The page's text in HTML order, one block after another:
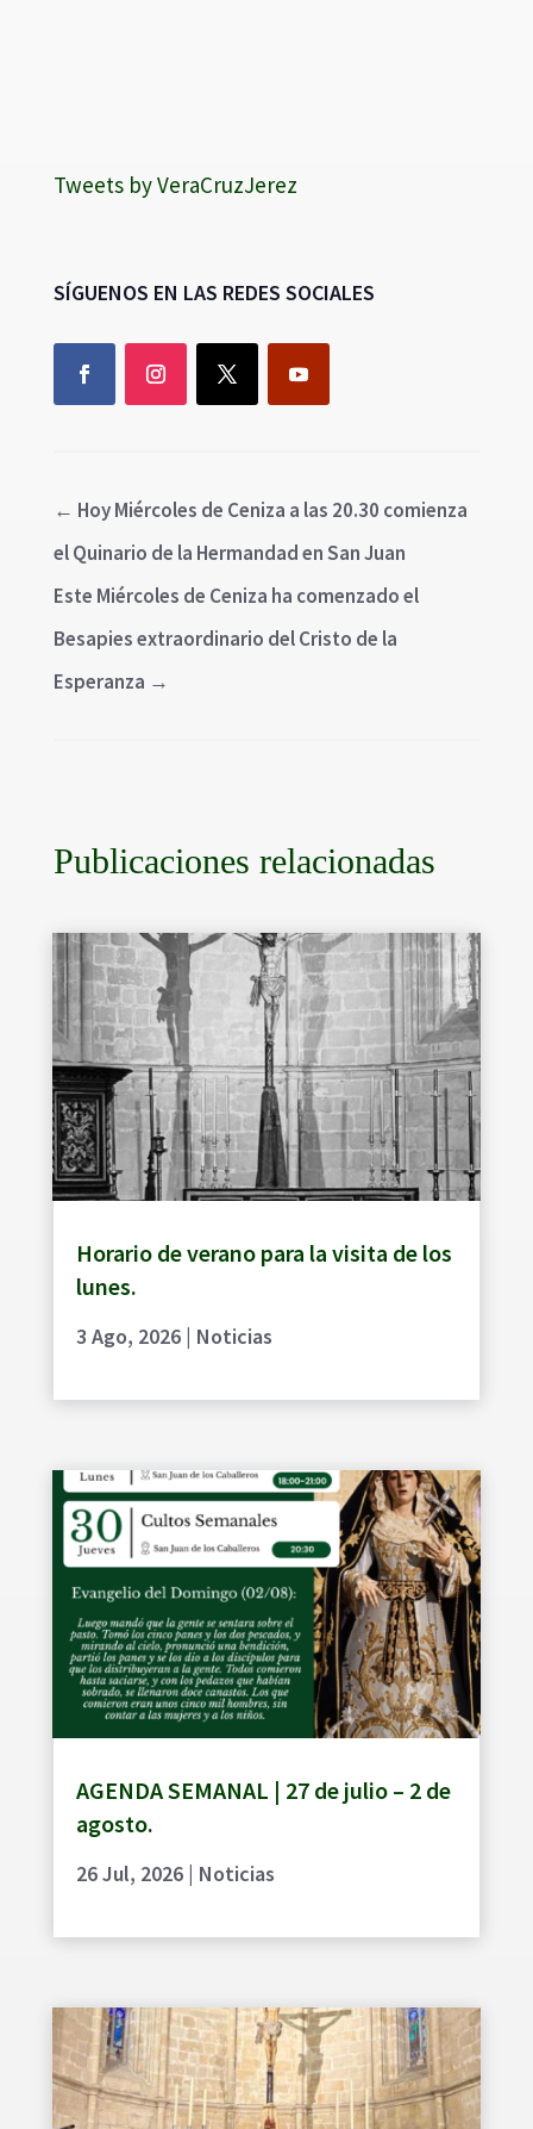
Tweets by VeraCruzJerez
SÍGUENOS EN LAS REDES SOCIALES
← Hoy Miércoles de Ceniza a las 20.30 comienza
el Quinario de la Hermandad en San Juan
Este Miércoles de Ceniza ha comenzado el
Besapies extraordinario del Cristo de la
Esperanza →
Publicaciones relacionadas
Horario de verano para la visita de los
lunes.
3 Ago, 2026| Noticias
AGENDA SEMANAL | 27 de julio – 2 de
agosto.
26 Jul, 2026| Noticias